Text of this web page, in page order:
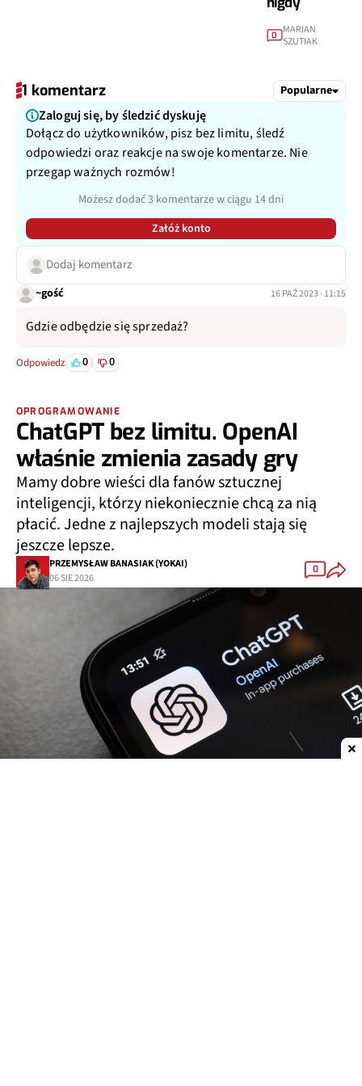
0 MARIAN
SZUTIAK
1 komentarz Popularne
Zaloguj się, by śledzić dyskuję
Dołącz do użytkowników, pisz bez limitu, śledź
odpowiedzi oraz reakcje na swoje komentarze. Nie
przegap ważnych rozmów!
Możesz dodać 3 komentarze w ciągu 14 dni
Załóż konto
Dodaj komentarz
~gość 16 PAŹ 2023 · 11:15
Gdzie odbędzie się sprzedaż?
Odpowiedz 0 0
OPROGRAMOWANIE
ChatGPT bez limitu. OpenAI
właśnie zmienia zasady gry
Mamy dobre wieści dla fanów sztucznej
inteligencji, którzy niekoniecznie chcą za nią
płacić. Jedne z najlepszych modeli stają się
jeszcze lepsze.
PRZEMYSŁAW BANASIAK (YOKAI)
06 SIE 2026
0